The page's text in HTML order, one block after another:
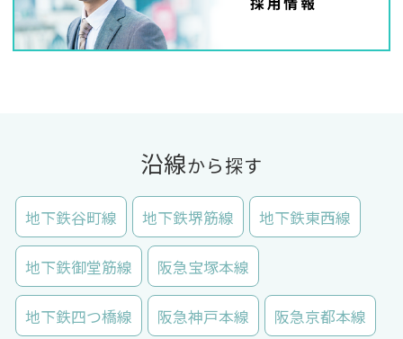
沿線から探す
地下鉄谷町線 地下鉄堺筋線 地下鉄東西線
地下鉄御堂筋線 阪急宝塚本線
地下鉄四つ橋線 阪急神戸本線 阪急京都本線